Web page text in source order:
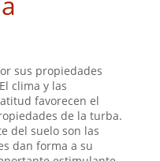
sus propiedades
clima y las
favorecen el
de la turba.
del suelo son las
dan forma a su